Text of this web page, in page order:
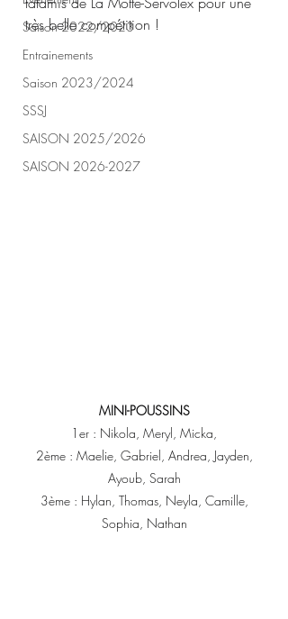
Saison 2022/2023
Entrainements
Saison 2023/2024
SSSJ
SAISON 2025/2026
SAISON 2026-2027
très belle compétition !
MINI-POUSSINS
1er : Nikola, Meryl, Micka,
2ème : Maelie, Gabriel, Andrea, Jayden,
Ayoub, Sarah
3ème : Hylan, Thomas, Neyla, Camille,
Sophia, Nathan